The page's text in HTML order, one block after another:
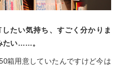
たい気持ち、すごく分かりま
たい……。
箱用意していたんですけど今は